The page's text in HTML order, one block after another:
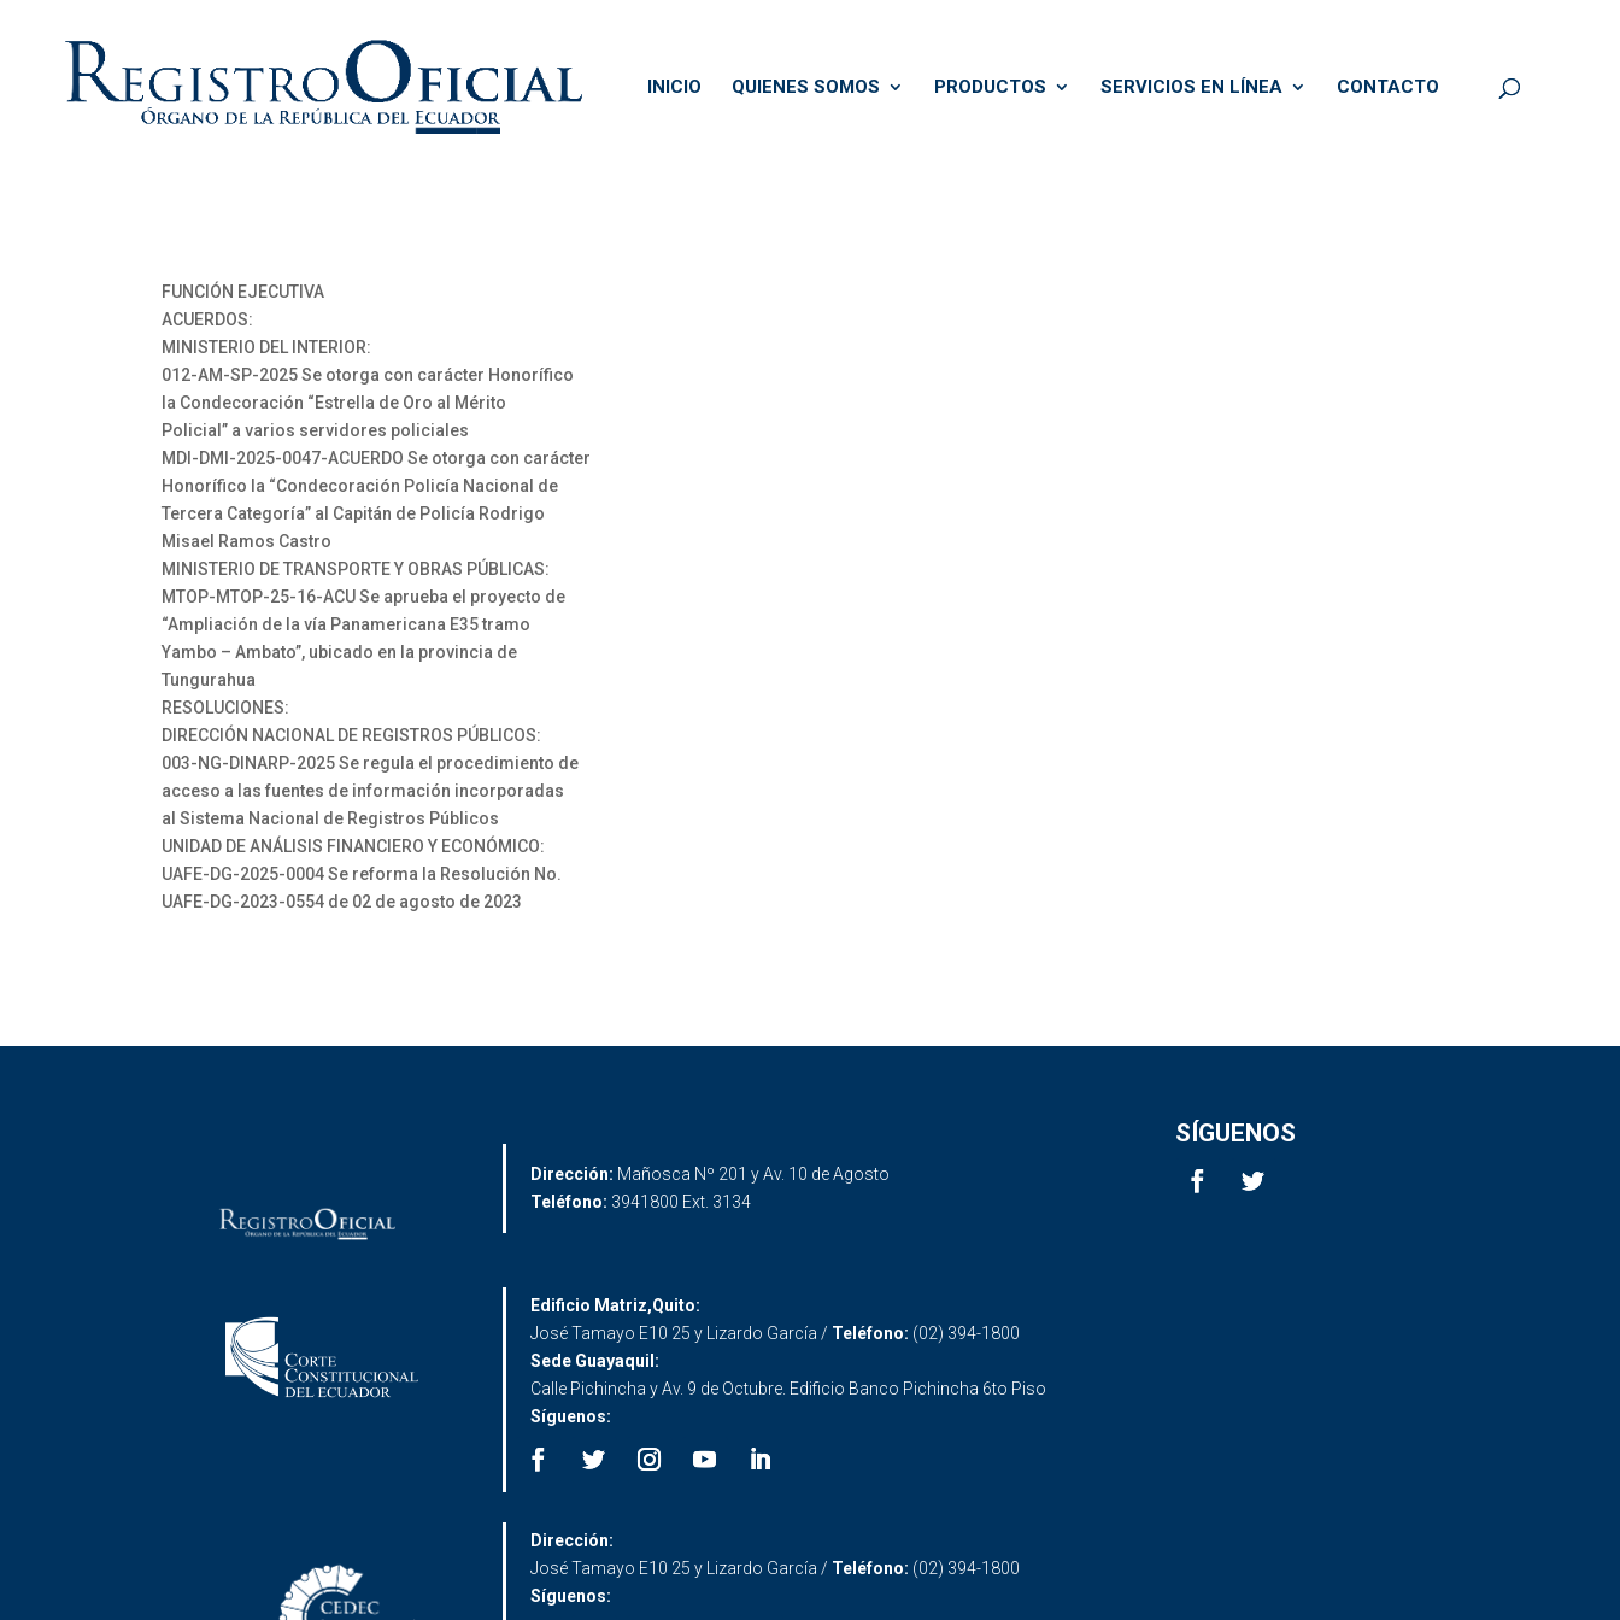
INICIO QUIENES SOMOS PRODUCTOS SERVICIOS EN LÍNEA CONTACTO
FUNCIÓN EJECUTIVA
ACUERDOS:
MINISTERIO DEL INTERIOR:
012-AM-SP-2025 Se otorga con carácter Honorífico
la Condecoración “Estrella de Oro al Mérito
Policial” a varios servidores policiales
MDI-DMI-2025-0047-ACUERDO Se otorga con carácter
Honorífico la “Condecoración Policía Nacional de
Tercera Categoría” al Capitán de Policía Rodrigo
Misael Ramos Castro
MINISTERIO DE TRANSPORTE Y OBRAS PÚBLICAS:
MTOP-MTOP-25-16-ACU Se aprueba el proyecto de
“Ampliación de la vía Panamericana E35 tramo
Yambo – Ambato”, ubicado en la provincia de
Tungurahua
RESOLUCIONES:
DIRECCIÓN NACIONAL DE REGISTROS PÚBLICOS:
003-NG-DINARP-2025 Se regula el procedimiento de
acceso a las fuentes de información incorporadas
al Sistema Nacional de Registros Públicos
UNIDAD DE ANÁLISIS FINANCIERO Y ECONÓMICO:
UAFE-DG-2025-0004 Se reforma la Resolución No.
UAFE-DG-2023-0554 de 02 de agosto de 2023
Dirección: Mañosca Nº 201 y Av. 10 de Agosto
Teléfono: 3941800 Ext. 3134
SÍGUENOS
Edificio Matriz,Quito:
José Tamayo E10 25 y Lizardo García / Teléfono: (02) 394-1800
Sede Guayaquil:
Calle Pichincha y Av. 9 de Octubre. Edificio Banco Pichincha 6to Piso
Síguenos:
Dirección:
José Tamayo E10 25 y Lizardo García / Teléfono: (02) 394-1800
Síguenos: